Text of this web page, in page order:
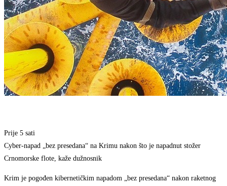
Prije 5 sati
Cyber-napad „bez presedana“ na Krimu nakon što je napadnut stožer
Crnomorske flote, kaže dužnosnik
Krim je pogođen kibernetičkim napadom „bez presedana“ nakon raketnog